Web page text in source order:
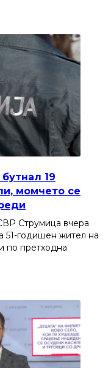
19
момчето се
Струмица вчера
51-годишен жител на
по претходна